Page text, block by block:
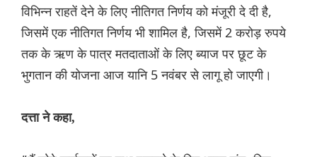
विभिन्न राहतें देने के लिए नीतिगत निर्णय को मंजूरी दे दी है,
जिसमें एक नीतिगत निर्णय भी शामिल है, जिसमें 2 करोड़ रुपये
तक के ऋण के पात्र मतदाताओं के लिए ब्याज पर छूट के
भुगतान की योजना आज यानि 5 नवंबर से लागू हो जाएगी।
दत्ता ने कहा,